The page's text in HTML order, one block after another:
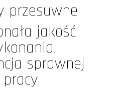
przesuwne
jakość
sprawnej
pracy